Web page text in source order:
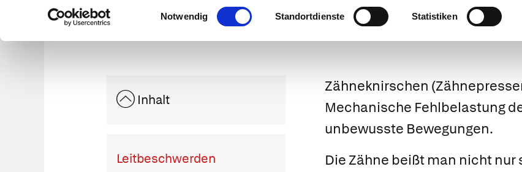
Einwilligungsauswahl
Notwendig Standortdienste Statistiken
Inhalt
Leitbeschwerden
Zähneknirschen
Mechanische Fehlbelastung
unbewusste Bewegungen.
Die Zähne beißt man nicht